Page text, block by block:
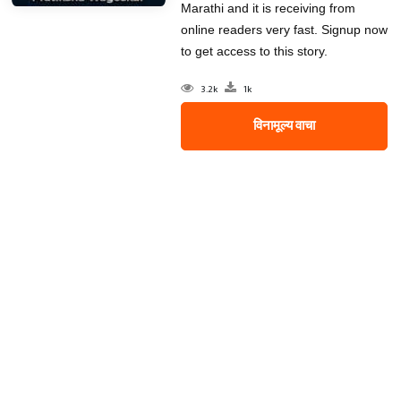
Marathi and it is receiving from
online readers very fast. Signup now
to get access to this story.
3.2k 1k
विनामूल्य वाचा